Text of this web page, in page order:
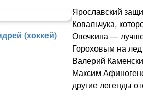
(хоккей)
Ярославский
Ковальчука,
Овечкина —
Гороховым на
Валерий
Максим
другие легенды